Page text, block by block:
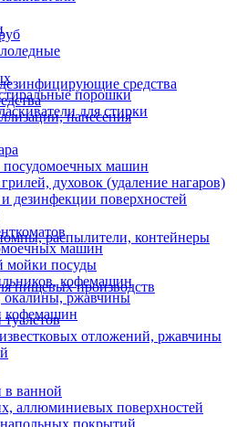
порошки
для стирки
средства
нанесения
посудомоечных машин
духовок (удаление нагаров)
дезинфекции поверхностей
машин
мойки посуды
кофемашин
окалины, ржавчины
кофемашин
распылители, контейнеры
пищевых производств
отложений, ржавчины
в ванной
аллюминиевых поверхностей
покрытий